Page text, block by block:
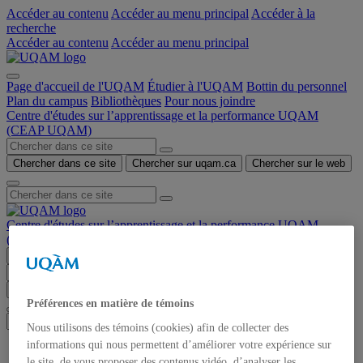
Accéder au contenu Accéder au menu principal Accéder à la
recherche
Accéder au contenu Accéder au menu principal
Page d'accueil de l'UQAM Étudier à l'UQAM Bottin du personnel
Plan du campus Bibliothèques Pour nous joindre
Centre d'études sur l’apprentissage et la performance UQAM
(CEAP UQAM)
Chercher dans ce site Chercher sur uqam.ca Chercher sur le web
Centre d'études sur l’apprentissage et la performance UQAM
(CEAP UQAM)
Menu
Accueil et nouvelles
Préférences en matière de témoins
Nous utilisons des témoins (cookies) afin de collecter des
informations qui nous permettent d’améliorer votre expérience sur